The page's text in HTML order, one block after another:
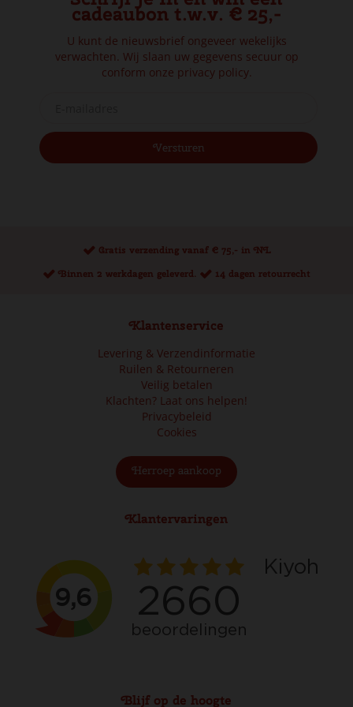
cadeaubon t.w.v. € 25,-
U kunt de nieuwsbrief ongeveer wekelijks
verwachten. Wij slaan uw gegevens secuur op
conform onze privacy policy.
Gratis verzending vanaf € 75,- in NL
Binnen 2 werkdagen geleverd.
14 dagen retourrecht
Klantenservice
Levering & Verzendinformatie
Ruilen & Retourneren
Veilig betalen
Klachten? Laat ons helpen!
Privacybeleid
Cookies
Herroep aankoop
Klantervaringen
Blijf op de hoogte